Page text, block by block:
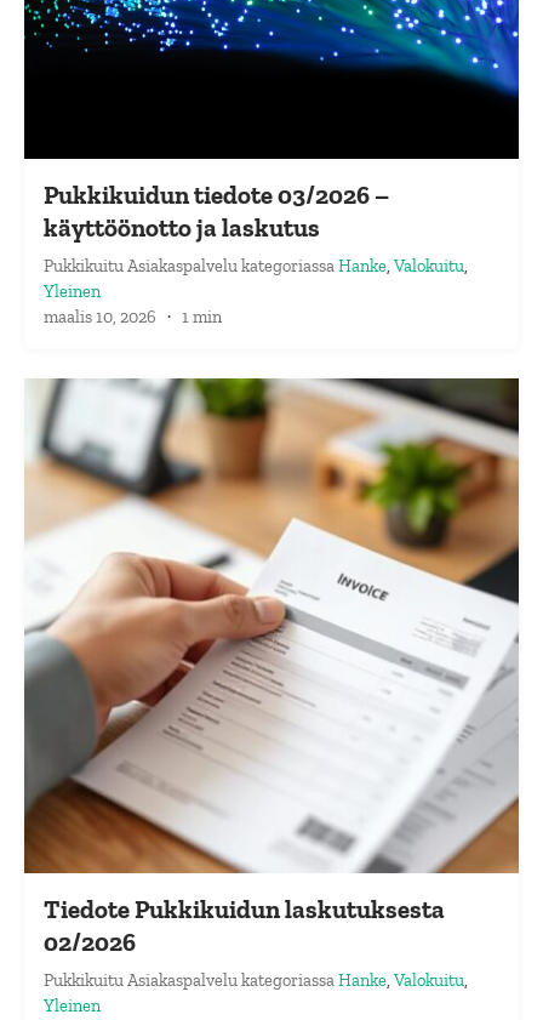
Pukkikuidun tiedote 03/2026 –
käyttöönotto ja laskutus
Pukkikuitu Asiakaspalvelu kategoriassa Hanke Valokuitu
Yleinen
maalis 10, 2026 · 1 min
Tiedote Pukkikuidun laskutuksesta
02/2026
Pukkikuitu Asiakaspalvelu kategoriassa Hanke Valokuitu
Yleinen